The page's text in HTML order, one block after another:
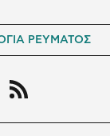
ΡΕΥΜΑΤΟΣ